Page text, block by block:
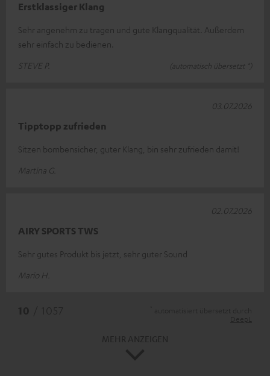
Erstklassiger Klang
Sehr angenehm zu tragen und gute Klangqualität. Außerdem
sehr einfach zu bedienen.
STEVE P.
(automatisch übersetzt *)
Tipptopp zufrieden
Sitzen bombensicher, guter Klang, bin sehr zufrieden damit!
Martina G.
03.07.2026
AIRY SPORTS TWS
Sehr gutes Produkt bis jetzt, sehr guter Sound
Mario H.
02.07.2026